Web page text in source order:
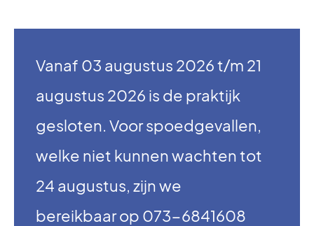
Vanaf 03 augustus 2026 t/m 21
augustus 2026 is de praktijk
gesloten. Voor spoedgevallen,
welke niet kunnen wachten tot
24 augustus, zijn we
bereikbaar op 073-6841608